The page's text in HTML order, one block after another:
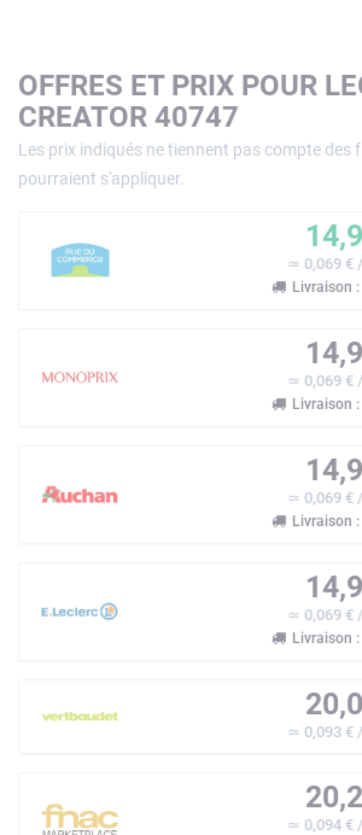
OFFRES ET PRIX POUR
CREATOR 40747
Les prix indiqués ne tiennent pas compte des
pourraient s'appliquer.
≃ 0,069 €
Livraison
≃ 0,069 €
Livraison
≃ 0,069 €
Livraison
≃ 0,069 €
Livraison
≃ 0,093 €
≃ 0,094 €